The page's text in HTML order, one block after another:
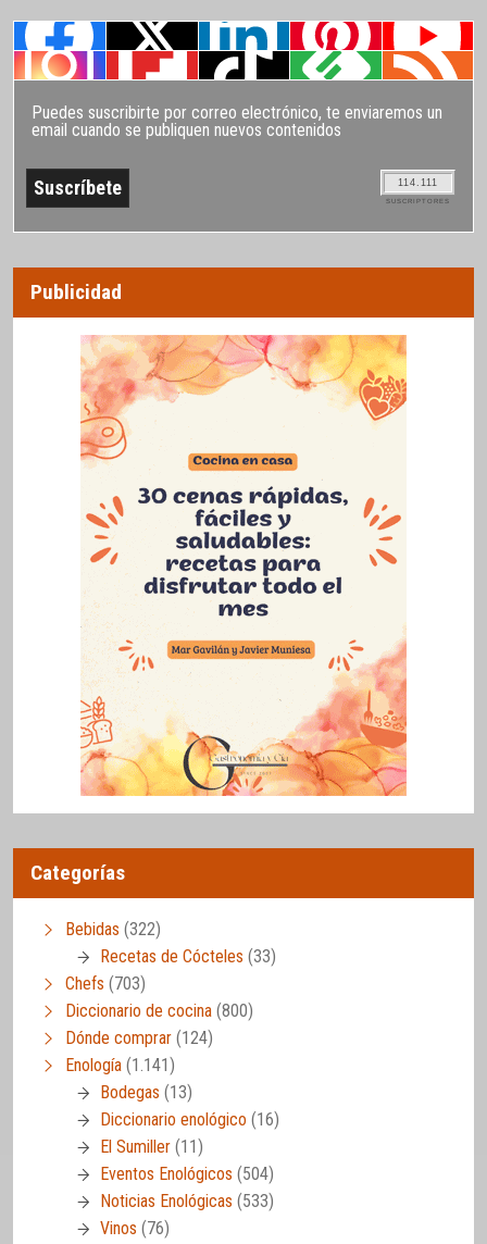
Puedes suscribirte por correo electrónico, te enviaremos un
email cuando se publiquen nuevos contenidos
114.111
SUSCRIPTORES
Publicidad
Categorías
Bebidas (322)
Recetas de Cócteles (33)
Chefs (703)
Diccionario de cocina (800)
Dónde comprar (124)
Enología (1.141)
Bodegas (13)
Diccionario enológico (16)
El Sumiller (11)
Eventos Enológicos (504)
Noticias Enológicas (533)
Vinos (76)